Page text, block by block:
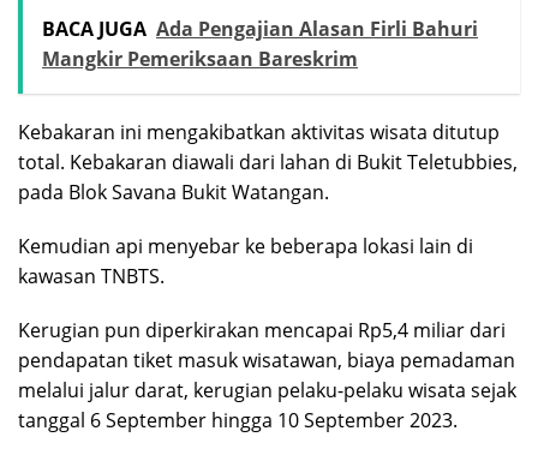
BACA JUGA Ada Pengajian Alasan Firli Bahuri
Mangkir Pemeriksaan Bareskrim
Kebakaran ini mengakibatkan aktivitas wisata ditutup
total. Kebakaran diawali dari lahan di Bukit Teletubbies,
pada Blok Savana Bukit Watangan.
Kemudian api menyebar ke beberapa lokasi lain di
kawasan TNBTS.
Kerugian pun diperkirakan mencapai Rp5,4 miliar dari
pendapatan tiket masuk wisatawan, biaya pemadaman
melalui jalur darat, kerugian pelaku-pelaku wisata sejak
tanggal 6 September hingga 10 September 2023.